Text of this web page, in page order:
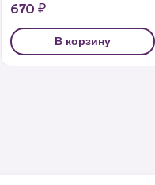
670 ₽
В корзину